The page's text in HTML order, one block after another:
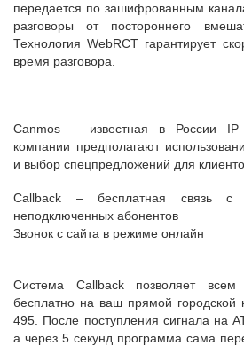
передается по зашифрованным
разговоры от постороннего
Технология WebRCT гарантирует
время разговора.
Canmos – известная в России IP
компании предполагают
и выбор спецпредложений для
Callback – бесплатная связь
неподключенных абонентов
Звонок с сайта в режиме онлайн
Система Callback позволяет
бесплатно на ваш прямой
495. После поступления сигнала на
а через 5 секунд программа сама